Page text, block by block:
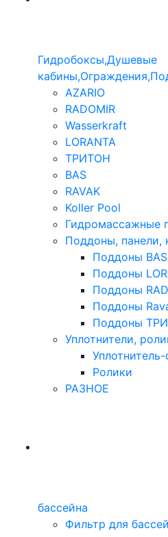
Гидробоксы,Душевые
AZARIO
RADOMIR
Wasserkraft
LORANTA
ТРИТОН
BAS
RAVAK
Koller Pool
Гидромассажные
Поддоны, панели,
Поддоны BAS
Поддоны
Поддоны
Поддоны
Поддоны
Уплотнители,
Ролики
РАЗНОЕ
бассейна
Фильтр для